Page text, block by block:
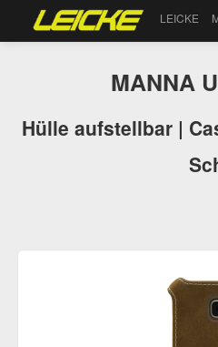
LEICKE
MANNA
Hülle aufstellbar |